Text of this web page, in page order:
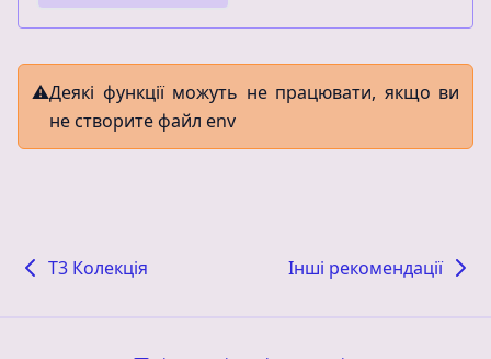
⚠️Деякі функції можуть не працювати, якщо ви
не створите файл env
T3 Колекція Інші рекомендації